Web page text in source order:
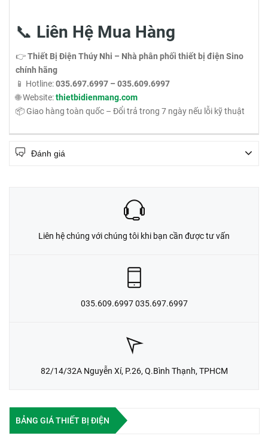
📞 Liên Hệ Mua Hàng
👉Thiết Bị Điện Thúy Nhi – Nhà phân phối thiết bị điện Sino
chính hãng
📱 Hotline:035.697.6997 – 035.609.6997
🌐 Website:thietbidienmang.com
📦 Giao hàng toàn quốc – Đổi trả trong 7 ngày nếu lỗi kỹ thuật
Đánh giá
Liên hệ chúng với chúng tôi khi bạn cần được tư vấn
035.609.6997 035.697.6997
82/14/32A Nguyễn Xí, P.26, Q.Bình Thạnh, TPHCM
BẢNG GIÁ THIẾT BỊ ĐIỆN